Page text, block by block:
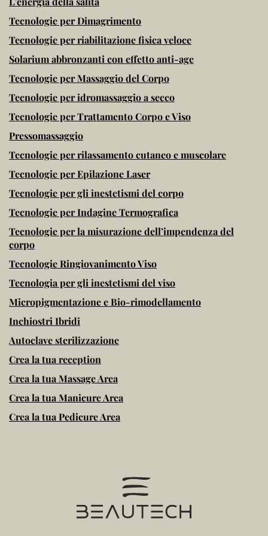
Tecnologie per Dimagrimento
Tecnologie per riabilitazione fisica veloce
Solarium abbronzanti con effetto anti-age
Tecnologie per Massaggio del Corpo
Tecnologie per idromassaggio a secco
Tecnologie per Trattamento Corpo e Viso
Pressomassaggio
Tecnologie per rilassamento cutaneo e muscolare
Tecnologie per Epilazione Laser
Tecnologie per gli inestetismi del corpo
Tecnologie per Indagine Termografica
Tecnologie per la misurazione dell’impendenza del
corpo
Tecnologie Ringiovanimento Viso
Tecnologia per gli inestetismi del viso
Micropigmentazione e Bio-rimodellamento
Inchiostri Ibridi
Autoclave sterilizzazione
Crea la tua reception
Crea la tua Massage Area
Crea la tua Manicure Area
Crea la tua Pedicure Area